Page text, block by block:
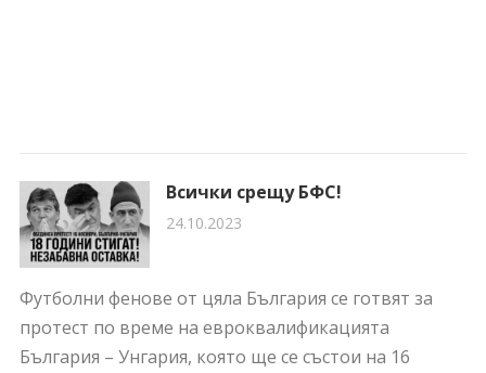
Всички срещу БФС!
24.10.2023
Футболни фенове от цяла България се готвят за
протест по време на евроквалификацията
България – Унгария, която ще се състои на 16